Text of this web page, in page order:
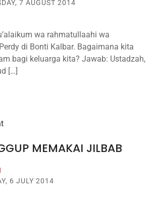
7 AUGUST 2014
wa rahmatullaahi wa
di Bonti Kalbar. Bagaimana kita
bagi keluarga kita? Jawab: Ustadzah,
[…]
MEMAKAI JILBAB
6 JULY 2014